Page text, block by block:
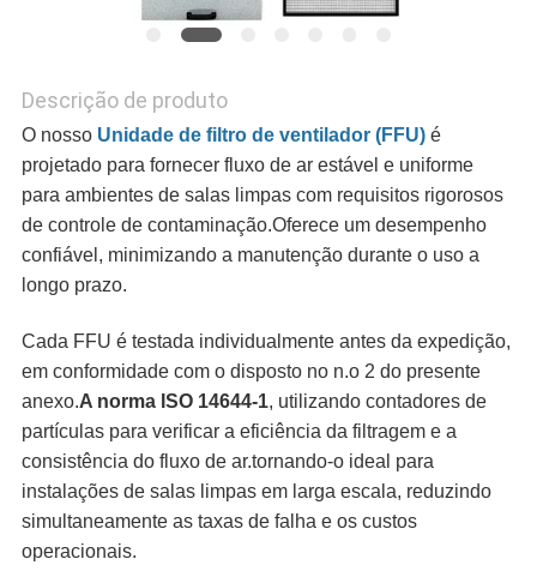
Descrição de produto
O nosso Unidade de filtro de ventilador (FFU) é
projetado para fornecer fluxo de ar estável e uniforme
para ambientes de salas limpas com requisitos rigorosos
de controle de contaminação.Oferece um desempenho
confiável, minimizando a manutenção durante o uso a
longo prazo.
Cada FFU é testada individualmente antes da expedição,
em conformidade com o disposto no n.o 2 do presente
anexo.A norma ISO 14644-1, utilizando contadores de
partículas para verificar a eficiência da filtragem e a
consistência do fluxo de ar.tornando-o ideal para
instalações de salas limpas em larga escala, reduzindo
simultaneamente as taxas de falha e os custos
operacionais.